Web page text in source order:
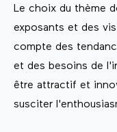
Le choix du thème
exposants et des
compte des
et des besoins de
être attractif et
susciter